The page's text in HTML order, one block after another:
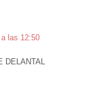
las 12:50
DELANTAL